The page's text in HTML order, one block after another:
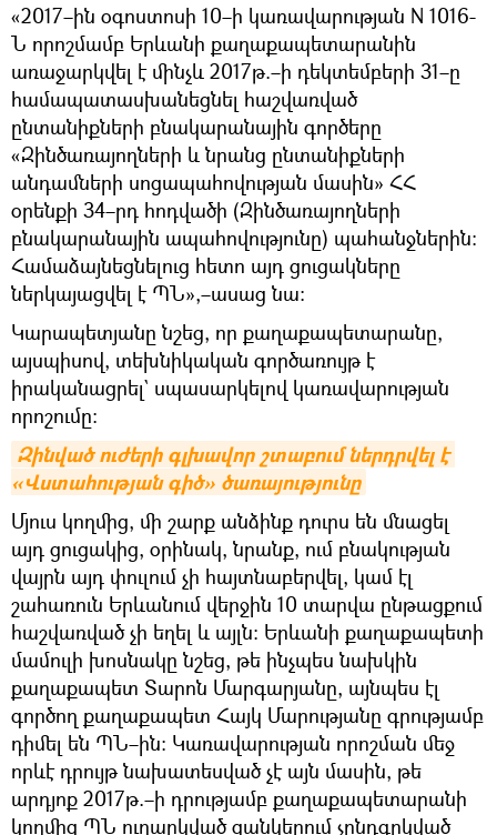
«2017–ին օգոստոսի 10–ի կառավարության N 1016-
Ն որոշմամբ Երևանի քաղաքապետարանին
առաջարկվել է մինչև 2017թ.–ի դեկտեմբերի 31–ը
համապատասխանեցնել հաշվառված
ընտանիքների բնակարանային գործերը
«Զինծառայողների և նրանց ընտանիքների
անդամների սոցապահովության մասին» ՀՀ
օրենքի 34–րդ հոդվածի (Զինծառայողների
բնակարանային ապահովությունը) պահանջներին։
Համաձայնեցնելուց հետո այդ ցուցակները
ներկայացվել է ՊՆ»,–ասաց նա։
Կարապետյանը նշեց, որ քաղաքապետարանը,
այսպիսով, տեխնիկական գործառույթ է
իրականացրել` սպասարկելով կառավարության
որոշումը։
Զինված ուժերի գլխավոր շտաբում ներդրվել է
«Վստահության գիծ» ծառայությունը
Մյուս կողմից, մի շարք անձինք դուրս են մնացել
այդ ցուցակից, օրինակ, նրանք, ում բնակության
վայրն այդ փուլում չի հայտնաբերվել, կամ էլ
շահառուն Երևանում վերջին 10 տարվա ընթացքում
հաշվառված չի եղել և այլն։ Երևանի քաղաքապետի
մամուլի խոսնակը նշեց, թե ինչպես նախկին
քաղաքապետ Տարոն Մարգարյանը, այնպես էլ
գործող քաղաքապետ Հայկ Մարությանը գրությամբ
դիմել են ՊՆ–ին։ Կառավարության որոշման մեջ
որևէ դրույթ նախատեսված չէ այն մասին, թե
արդյոք 2017թ.–ի դրությամբ քաղաքապետարանի
կողմից ՊՆ ուղարկված ցանկերում չընդգրկված